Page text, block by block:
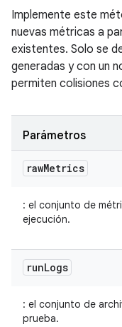
Implemente este
nuevas métricas a
existentes. Solo se
generadas y con un
permiten colisiones
Parámetros
rawMetrics
: el conjunto de
ejecución.
runLogs
: el conjunto de
prueba.